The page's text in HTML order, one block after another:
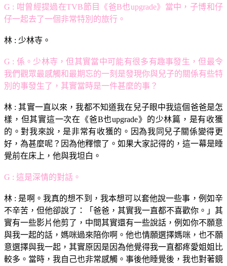
G : 咁曾經提過在TVB節目《爸B也upgrade》當中，子博和仔
仔一起去了一個非常特別的旅行。
林 : 少林寺。
G : 係。少林寺，但其實當中可能有很多有趣事發生，但最令
我們觀眾最感觸和最期忘的一刻是發現你與兒子的關係有些特
別的事發生了，其實當時是一件甚麼的事？
林 : 其實一直以來，我都不知道我在兒子眼中我這個爸爸是怎
樣，但其實這一次在《爸B也upgrade》的少林篇，是有收獲
的。對我來說，是非常有收獲的。因為我同兒子關係變得更
好，為甚麼呢？因為他釋懷了。如果大家記得的，這一幕是睡
覺前在床上，他與我坦白。
G : 這是深情的對話。
林 : 是啊。我真的想不到，我本想可以套他說一些事，例如辛
不辛苦，但他卻說了：「爸爸，其實我一直都不喜歡你。」其
實有一些影片他剪了，中間其實還有一些說話，例如你不願意
與我一起的話，媽咪過來陪你啊。他也情願選擇媽咪，也不願
意選擇與我一起，其實原因是因為他覺得我一直都疼愛姐姐比
較多。當時，我自己也非常感觸。事後他睡覺後，我也對著鏡